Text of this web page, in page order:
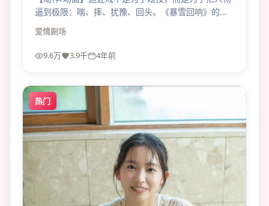
逼到极限：喘、摔、犹豫、回头。《暴雪回响》的爱
情场面有痛感。
爱情剧场
9.6万 3.9千 4年前
热门